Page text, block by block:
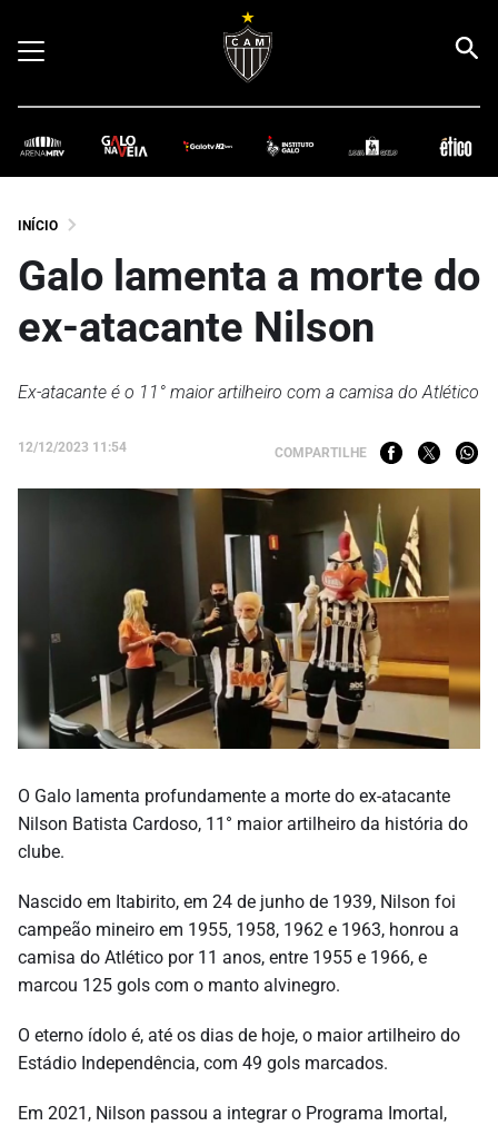
INÍCIO
Galo lamenta a morte do
ex-atacante Nilson
Ex-atacante é o 11° maior artilheiro com a camisa do Atlético
12/12/2023 11:54 COMPARTILHE
O Galo lamenta profundamente a morte do ex-atacante
Nilson Batista Cardoso, 11° maior artilheiro da história do
clube.
Nascido em Itabirito, em 24 de junho de 1939, Nilson foi
campeão mineiro em 1955, 1958, 1962 e 1963, honrou a
camisa do Atlético por 11 anos, entre 1955 e 1966, e
marcou 125 gols com o manto alvinegro.
O eterno ídolo é, até os dias de hoje, o maior artilheiro do
Estádio Independência, com 49 gols marcados.
Em 2021, Nilson passou a integrar o Programa Imortal,